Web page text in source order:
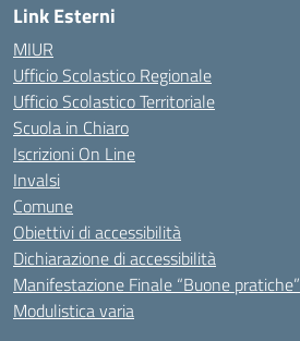
Link Esterni
MIUR
Ufficio Scolastico Regionale
Ufficio Scolastico Territoriale
Scuola in Chiaro
Iscrizioni On Line
Invalsi
Comune
Obiettivi di accessibilità
Dichiarazione di accessibilità
Manifestazione Finale “Buone pratiche”
Modulistica varia